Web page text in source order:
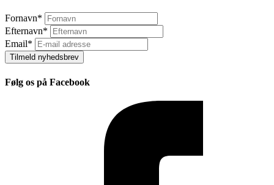
Fornavn*
Efternavn*
Email*
Tilmeld nyhedsbrev
Følg os på Facebook